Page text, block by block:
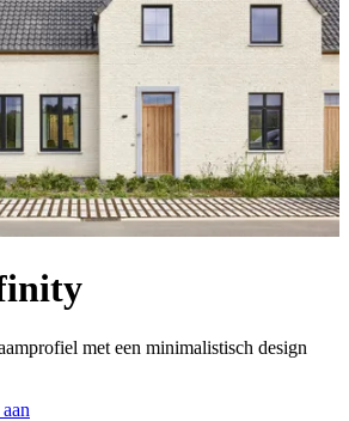
met een minimalistisch design